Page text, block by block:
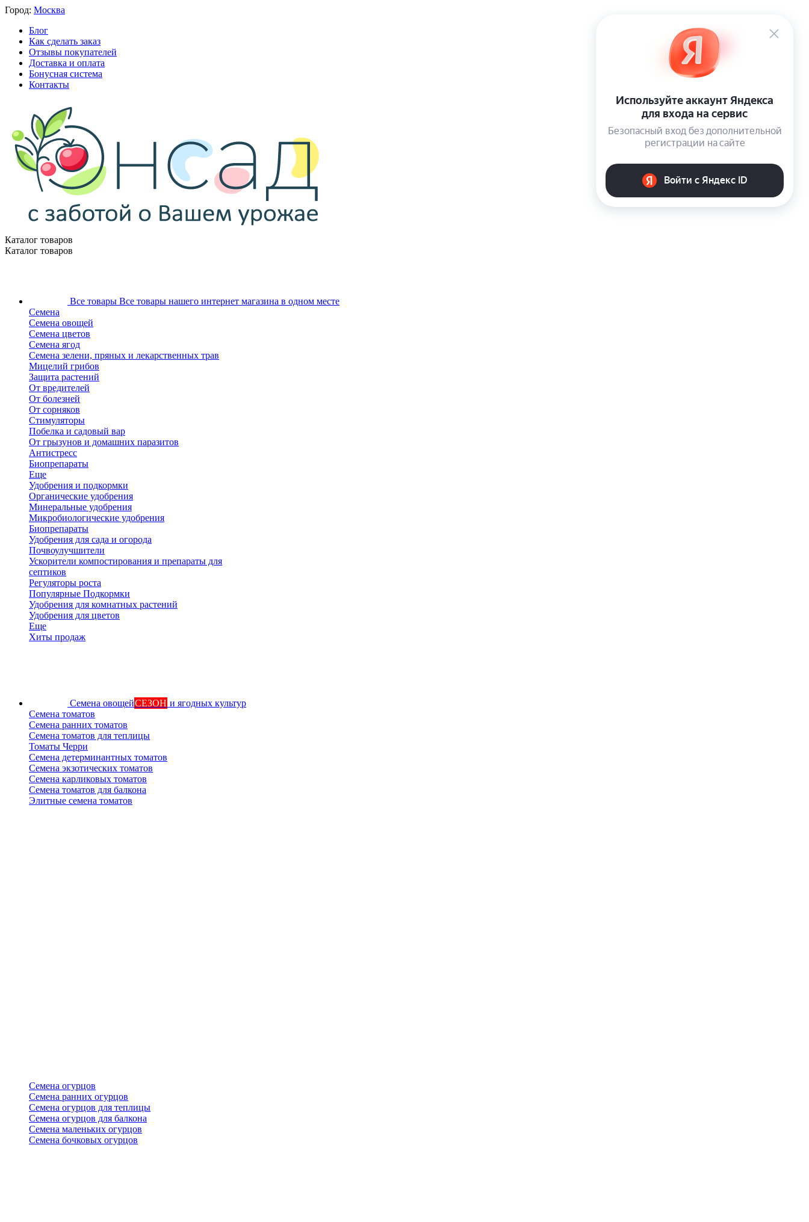
Город: Москва
Блог
Как сделать заказ
Отзывы покупателей
Доставка и оплата
Бонусная система
Контакты
Каталог товаров
Каталог товаров
Все товары Все товары нашего интернет магазина в одном месте
Семена
Семена овощей
Семена цветов
Семена ягод
Семена зелени, пряных и лекарственных трав
Мицелий грибов
Защита растений
От вредителей
От болезней
От сорняков
Стимуляторы
Побелка и садовый вар
От грызунов и домашних паразитов
Антистресс
Биопрепараты
Еще
Удобрения и подкормки
Органические удобрения
Минеральные удобрения
Микробиологические удобрения
Биопрепараты
Удобрения для сада и огорода
Почвоулучшители
Ускорители компостирования и препараты для
септиков
Регуляторы роста
Популярные Подкормки
Удобрения для комнатных растений
Удобрения для цветов
Еще
Хиты продаж
Семена овощейСЕЗОН и ягодных культур
Семена томатов
Семена ранних томатов
Семена томатов для теплицы
Томаты Черри
Семена детерминантных томатов
Семена экзотических томатов
Семена карликовых томатов
Семена томатов для балкона
Элитные семена томатов
Семена огурцов
Семена ранних огурцов
Семена огурцов для теплицы
Семена огурцов для балкона
Семена маленьких огурцов
Семена бочковых огурцов